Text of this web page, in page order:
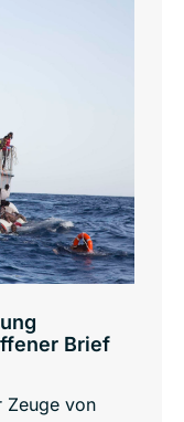
Brief
Zeuge von